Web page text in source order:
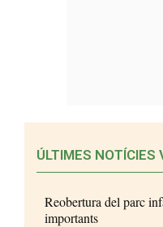
ÚLTIMES NOTÍCIES
Reobertura del parc
importants